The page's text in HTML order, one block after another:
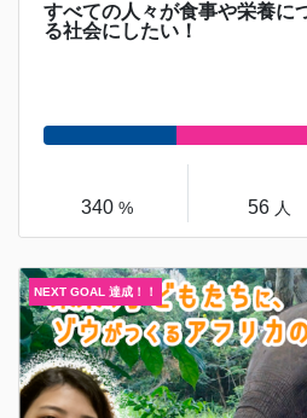
すべての人々が食事や栄養に
る社会にしたい！
340 % 56 人